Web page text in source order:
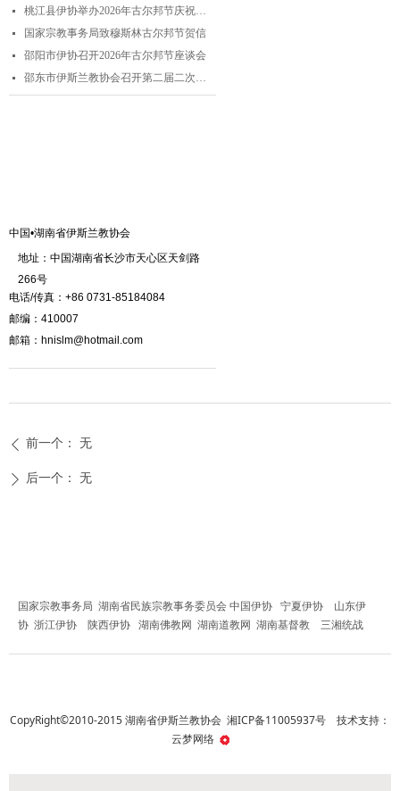
넷 桃江县伊协举办2026年古尔邦节庆祝活动
넷 国家宗教事务局致穆斯林古尔邦节贺信
넷 邵阳市伊协召开2026年古尔邦节座谈会
넷 邵东市伊斯兰教协会召开第二届二次理事会
地址：中国湖南省长沙市天心区天剑路
266号
中国•湖南省伊斯兰教协会
电话/传真：+86 0731-85184084
邮编：410007
邮箱：hnislm@hotmail.com
ꄴ 前一个： 无
ꄲ 后一个： 无
国家宗教事务局 湖南省民族宗教事务委员会中国伊协 宁夏伊协
山东伊
协 浙江伊协 陕西伊协 湖南佛教网 湖南道教网 湖南基督教 三湘统战
CopyRight©2010-2015 湖南省伊斯兰教协会 湘ICP备11005937号 技术支持：
云梦网络